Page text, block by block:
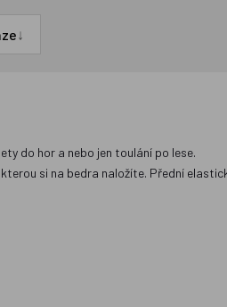
↓
do hor a nebo jen toulání po lese.
si na bedra naložíte. Přední